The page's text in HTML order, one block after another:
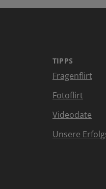
TIPPS
Fragenflirt
Fotoflirt
Videodate
Unsere